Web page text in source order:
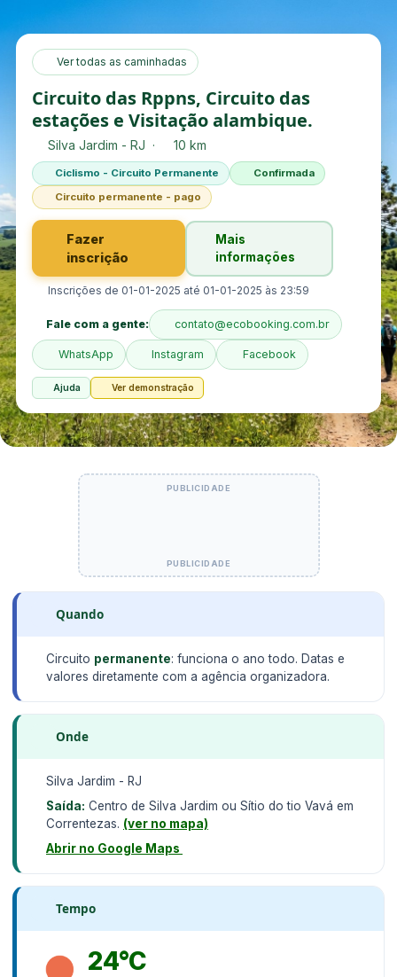
Ver todas as caminhadas
Circuito das Rppns, Circuito das
estações e Visitação alambique.
Silva Jardim - RJ · 10 km
Ciclismo - Circuito Permanente
Confirmada
Circuito permanente - pago
Fazer
inscrição
Mais
informações
Inscrições de 01-01-2025 até 01-01-2025 às 23:59
Fale com a gente: contato@ecobooking.com.br
WhatsApp Instagram Facebook
Ajuda Ver demonstração
Quando
Circuito permanente: funciona o ano todo. Datas e
valores diretamente com a agência organizadora.
Onde
Silva Jardim - RJ
Saída: Centro de Silva Jardim ou Sítio do tio Vavá em
Correntezas. (ver no mapa)
Abrir no Google Maps
Tempo
24°C